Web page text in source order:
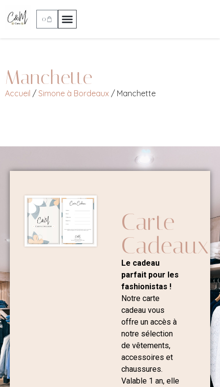
0
Manchette
Accueil / Simone à Bordeaux / Manchette
Carte
Cadeaux
Le cadeau
parfait pour les
fashionistas !
Notre carte
cadeau vous
offre un accès à
notre sélection
de vêtements,
accessoires et
chaussures.
Valable 1 an, elle